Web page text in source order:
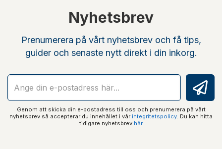
Nyhetsbrev
Prenumerera på vårt nyhetsbrev och få tips,
guider och senaste nytt direkt i din inkorg.
Genom att skicka din e-postadress till oss och prenumerera på vårt
nyhetsbrev så accepterar du innehållet i vår integritetspolicy. Du kan hitta
tidigare nyhetsbrev här